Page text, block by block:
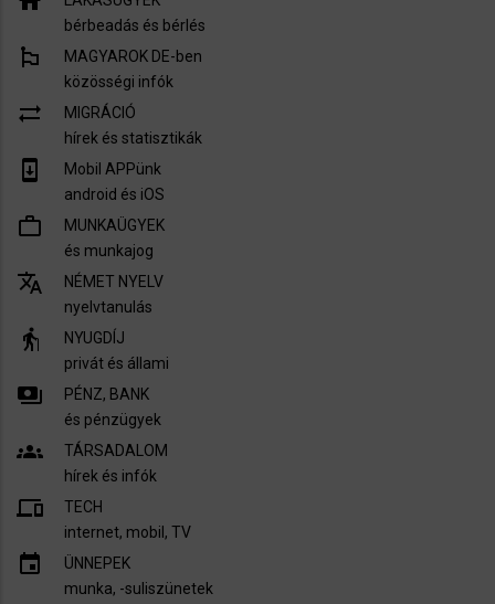
bérbeadás és bérlés
emoji_flags
MAGYAROK DE-ben
közösségi infók
sync_alt
MIGRÁCIÓ
hírek és statisztikák
system_update
Mobil APPünk
android és iOS
work_outline
MUNKAÜGYEK
és munkajog
translate
NÉMET NYELV
nyelvtanulás
elderly
NYUGDÍJ
privát és állami
payments
PÉNZ, BANK
és pénzügyek
groups
TÁRSADALOM
hírek és infók
devices
TECH
internet, mobil, TV​
insert_invitation
ÜNNEPEK
munka, -suliszünetek